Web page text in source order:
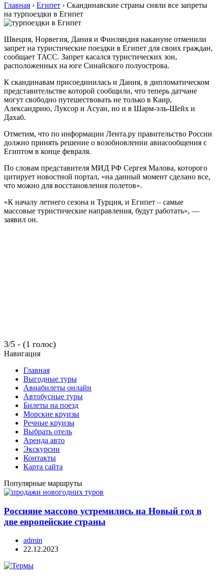
Главная › Египет › Скандинавские страны сняли все запреты
на турпоездки в Египет
Швеция, Норвегия, Дания и Финляндия накануне отменили
запрет на туристические поездки в Египет для своих граждан,
сообщает ТАСС. Запрет касался туристических зон,
расположенных на юге Синайского полуострова.
К скандинавам присоединилась и Дания, в дипломатическом
представительстве которой сообщили, что теперь датчане
могут свободно путешествовать не только в Каир,
Александрию, Луксор и Асуан, но и в Шарм-эль-Шейх и
Дахаб.
Отметим, что по информации Лента.ру правительство России
должно принять решение о возобновлении авиасообщения с
Египтом в конце февраля.
По словам представителя МИД РФ Сергея Малова, которого
цитирует новостной портал, «на данный момент сделано все,
что можно для восстановления полетов».
«К началу летнего сезона и Турция, и Египет – самые
массовые туристические направления, будут работать», —
заявил он.
3/5 - (1 голос)
Навигация
Главная
Выгодные туры
Авиабилеты онлайн
Автобусные туры
Билеты на поезд
Морские круизы
Речные круизы
Выбрать отель
Аренда авто
Экскурсии
Контакты
Карта сайта
Популярные маршруты
Россияне массово устремились на Новый год в
две европейские страны
admin
22.12.2023